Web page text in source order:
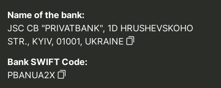
Name of the bank:
JSC CB "PRIVATBANK", 1D HRUSHEVSKOHO
STR., KYIV, 01001, UKRAINE
Bank SWIFT Code:
PBANUA2X